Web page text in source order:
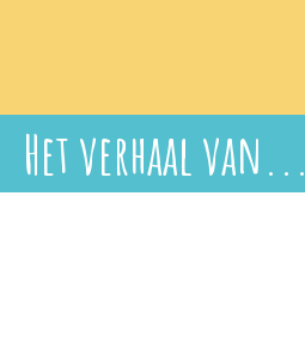
Het verhaal van...